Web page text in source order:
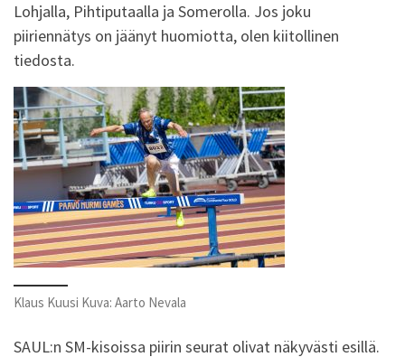
Lohjalla, Pihtiputaalla ja Somerolla. Jos joku
piiriennätys on jäänyt huomiotta, olen kiitollinen
tiedosta.
Klaus Kuusi Kuva: Aarto Nevala
SAUL:n SM-kisoissa piirin seurat olivat näkyvästi esillä.